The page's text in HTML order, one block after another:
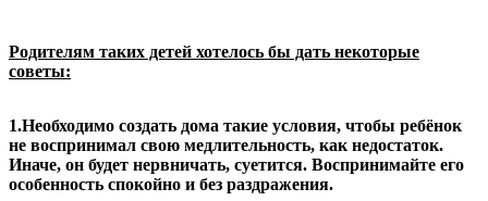
Родителям таких детей хотелось бы дать некоторые
советы:
1.Необходимо создать дома такие условия, чтобы ребёнок
не воспринимал свою медлительность, как недостаток.
Иначе, он будет нервничать, суетится. Воспринимайте его
особенность спокойно и без раздражения.